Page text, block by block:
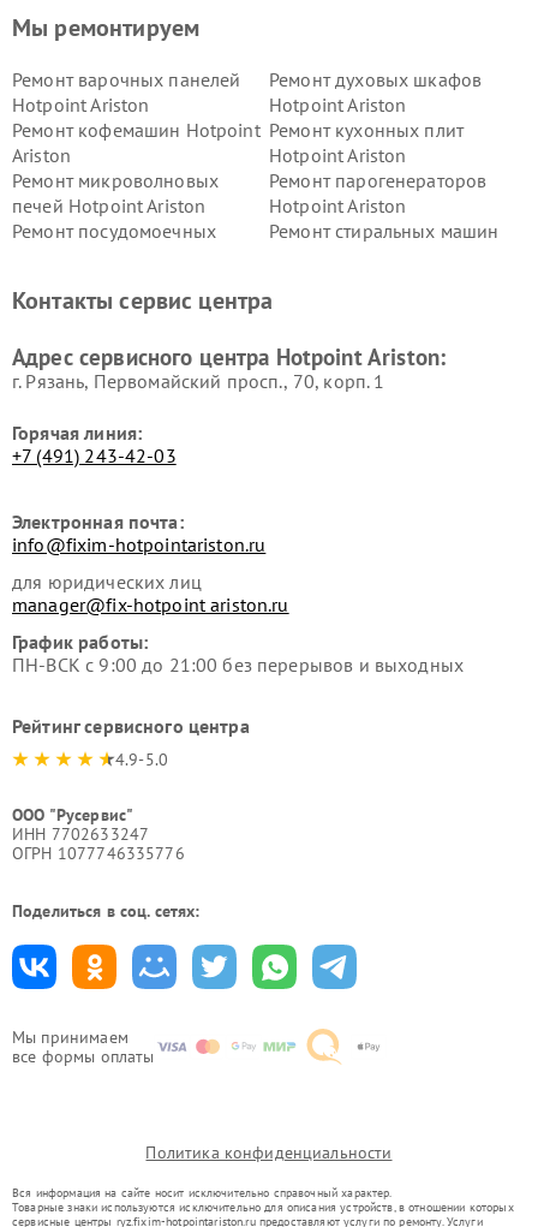
Мы принимаем
все формы оплаты
Мы ремонтируем
Ремонт варочных панелей
Hotpoint Ariston
Ремонт духовых шкафов
Hotpoint Ariston
Ремонт кофемашин Hotpoint
Ariston
Ремонт кухонных плит
Hotpoint Ariston
Ремонт микроволновых
печей Hotpoint Ariston
Ремонт парогенераторов
Hotpoint Ariston
Ремонт посудомоечных
Ремонт стиральных машин
Hotpoint Ariston
Hotpoint Ariston
Ariston
Hotpoint Ariston
Контакты сервис центра
Адрес сервисного центра Hotpoint Ariston:
г. Рязань, Первомайский просп., 70, корп. 1
Горячая линия:
+7 (491) 243-42-03
Электронная почта:
info@fixim-hotpointariston.ru
для юридических лиц
manager@fix-hotpoint ariston.ru
График работы:
ПН-ВСК с 9:00 до 21:00 без перерывов и выходных
Рейтинг сервисного центра
4.9-5.0
ООО "Русервис"
ИНН 7702633247
ОГРН 1077746335776
Поделиться в соц. сетях:
Политика конфиденциальности
Вся информация на сайте носит исключительно справочный характер.
Товарные знаки используются исключительно для описания устройств, в отношении которых
сервисные центры ryz.fixim-hotpointariston.ru предоставляют услуги по ремонту. Услуги